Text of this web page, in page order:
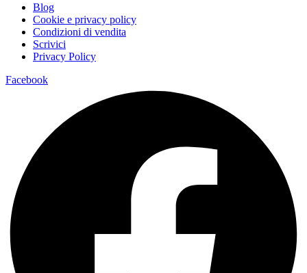
Blog
Cookie e privacy policy
Condizioni di vendita
Scrivici
Privacy Policy
Facebook